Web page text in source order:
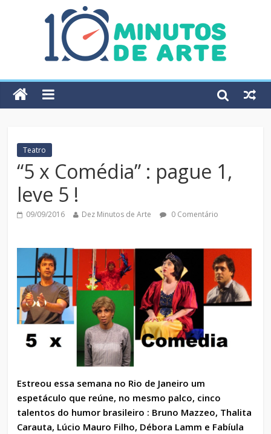
Teatro
“5 x Comédia” : pague 1,
leve 5 !
09/09/2016 Dez Minutos de Arte 0 Comentário
Estreou essa semana no Rio de Janeiro um
espetáculo que reúne, no mesmo palco, cinco
talentos do humor brasileiro : Bruno Mazzeo, Thalita
Carauta, Lúcio Mauro Filho, Débora Lamm e Fabíula